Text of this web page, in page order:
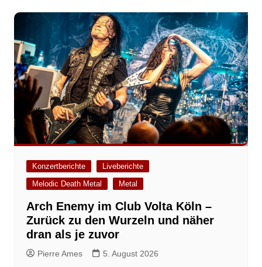
Konzertberichte
Liveberichte
Melodic Death Metal
Metal
Arch Enemy im Club Volta Köln –
Zurück zu den Wurzeln und näher
dran als je zuvor
Pierre Ames 5. August 2026